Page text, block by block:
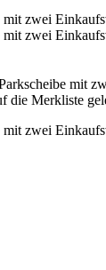
mit
die Merkliste